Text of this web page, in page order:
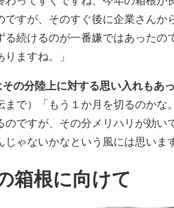
ですが、そのすぐ後に企業さんか
る続けるのが一番嫌ではあった
ますね。」
の分陸上に対する思い入れもあ
まで）「もう１か月を切るのか
のですが、その分メリハリが効
じゃないかなという風には思いま
箱根に向けて